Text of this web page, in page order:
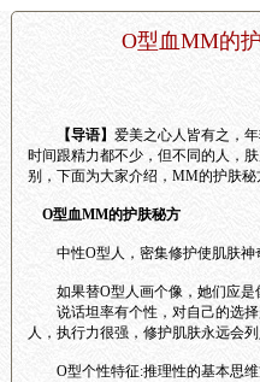
O型血MM的
【导语】 爱美之心人皆有之，
时间跟精力都不少，但不同的人，
别，下面为大家介绍，MM的护肤秘
O型血MM的护肤秘方
中性O型人，密集修护使肌肤神
如果替O型人画个像，她们应是
说话坦率有个性，对自己的选择
人，执行力很强，修护肌肤永远会
O型个性特征:推理性的基本思维